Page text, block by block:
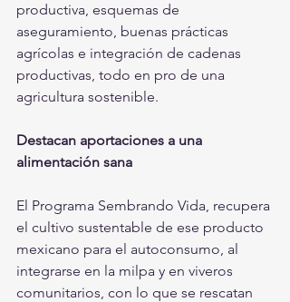
productiva, esquemas de
aseguramiento, buenas prácticas
agrícolas e integración de cadenas
productivas, todo en pro de una
agricultura sostenible.
Destacan aportaciones a una
alimentación sana
El Programa Sembrando Vida, recupera
el cultivo sustentable de ese producto
mexicano para el autoconsumo, al
integrarse en la milpa y en viveros
comunitarios, con lo que se rescatan